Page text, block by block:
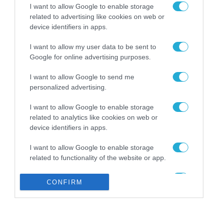
I want to allow Google to enable storage
related to advertising like cookies on web or
device identifiers in apps.
I want to allow my user data to be sent to
Google for online advertising purposes.
I want to allow Google to send me
personalized advertising.
I want to allow Google to enable storage
related to analytics like cookies on web or
device identifiers in apps.
I want to allow Google to enable storage
related to functionality of the website or app.
related to personalization.
CONFIRM
ενισχύει την ασφάλεια
των παιδιών στο
διαδίκτυο
31.07.2026
για τα πρόστιμα σε
παραβάσεις που
αφορούν τους ΦΗΜ
Σ. Καλαφάτης: «Η
δεν είναι απλώς μια
νέα τεχνολογία, είναι
μια νέα βιομηχανική
31.07.2026
Νέος οδηγός του ΕΚΤ
για τη χρηματοδότηση
των ελληνικών
επιχειρήσεων στον
χώρο της άμυνας
31.07.2026